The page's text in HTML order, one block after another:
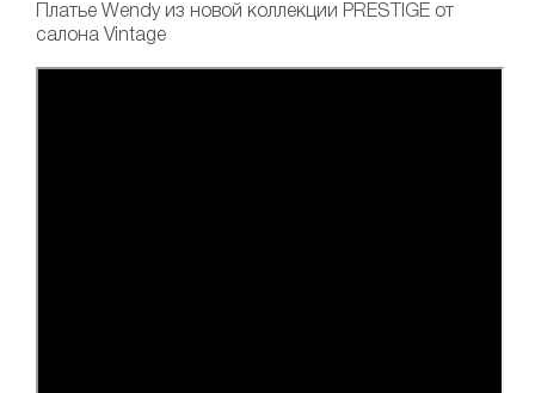
Платье Wendyиз новой коллекции PRESTIGE от
салона Vintage